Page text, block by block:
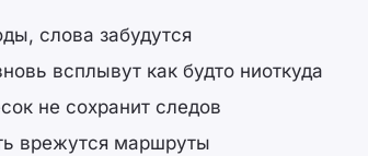
слова забудутся
всплывут как будто ниоткуда
не сохранит следов
врежутся маршруты